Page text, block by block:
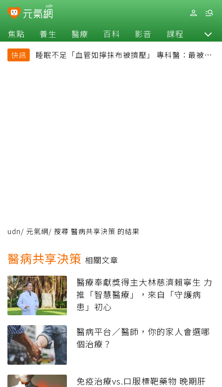
焦點 養生 醫療 百科 影音 課程 退休
快訊
睡眠不足「血管如擰抹布被擠壓」 專科醫：最被忽
udn/ 元氣網/ 搜尋 醫病共享決策 的結果
醫病共享決策 相關文章
醫療奉獻獎得主大林慈濟賴寧生 力
推「智慧醫療」，來自「守護病
患」初心
醫病平台／醫師，你的家人會選哪
個治療？
免疫治療vs.口服標靶藥物 晚期肝